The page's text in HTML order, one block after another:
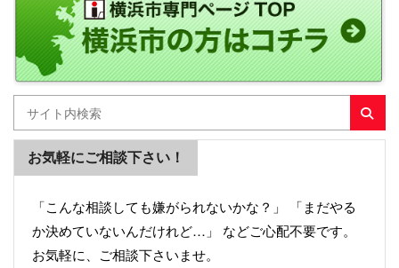
お気軽にご相談下さい！
「こんな相談しても嫌がられないかな？」 「まだやる
か決めていないんだけれど…」 などご心配不要です。
お気軽に、ご相談下さいませ。